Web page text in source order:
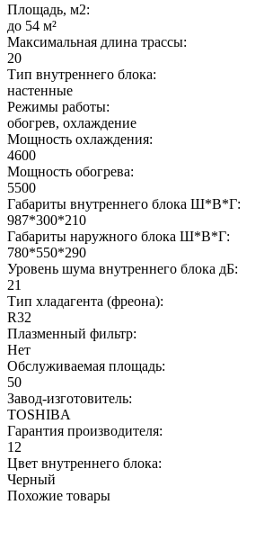
Площадь, м2:
до 54 м²
Максимальная длина трассы:
20
Тип внутреннего блока:
настенные
Режимы работы:
обогрев, охлаждение
Мощность охлаждения:
4600
Мощность обогрева:
5500
Габариты внутреннего блока Ш*В*Г:
987*300*210
Габариты наружного блока Ш*В*Г:
780*550*290
Уровень шума внутреннего блока дБ:
21
Тип хладагента (фреона):
R32
Плазменный фильтр:
Нет
Обслуживаемая площадь:
50
Завод-изготовитель:
TOSHIBA
Гарантия производителя:
12
Цвет внутреннего блока:
Черный
Похожие товары